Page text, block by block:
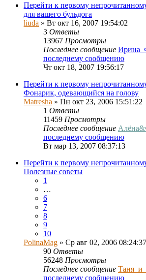
Перейти к первому
для вашего бульдога
liuda » Вт окт 16, 2007 19:54:02
3 Ответы
13967 Просмотры
Последнее сообщение
последнему сообщению
Чт окт 18, 2007 19:56:17
Перейти к первому
Фонарик, одевающийся на голову
Matresha » Пн окт 23, 2006 15:51:22
1 Ответы
11459 Просмотры
Последнее сообщение
последнему сообщению
Вт мар 13, 2007 08:37:13
Перейти к первому
Полезные советы
1
…
6
7
8
9
10
PolinaMag » Ср авг 02, 2006 08:24:37
90 Ответы
56248 Просмотры
Последнее сообщение
последнему сообщению